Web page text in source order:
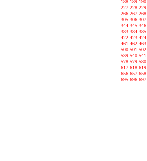
188 189 190
227 228 229
266 267 268
305 306 307
344 345 346
383 384 385
422 423 424
461 462 463
500 501 502
539 540 541
578 579 580
617 618 619
656 657 658
695 696 697